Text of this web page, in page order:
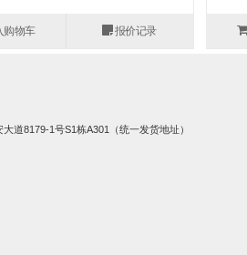
购物车 报价记录
道8179-1号S1栋A301（统一发货地址）